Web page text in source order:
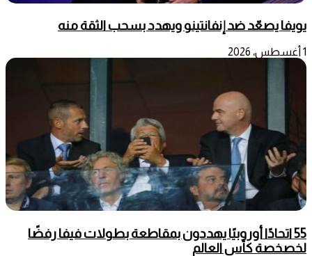
يويفا يصعّد ضد إنفانتينو ويهدد بسحب الثقة منه
1 أغسطس، 2026
55 اتحادًا أوروبيًا يهددون بمقاطعة بطولات فيفا رفضًا
لخصخصة كأس العالم